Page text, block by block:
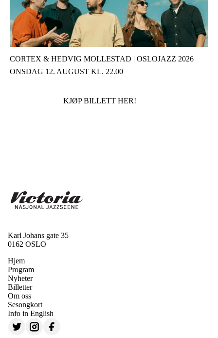
CORTEX & HEDVIG MOLLESTAD | OSLOJAZZ 2026
ONSDAG 12. AUGUST KL. 22.00
KJØP BILLETT HER!
Karl Johans gate 35
0162 OSLO
Hjem
Program
Nyheter
Billetter
Om oss
Sesongkort
Info in English